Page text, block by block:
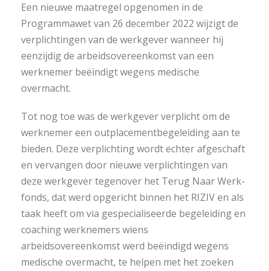
Een nieuwe maatregel opgenomen in de
Programmawet van 26 december 2022 wijzigt de
verplichtingen van de werkgever wanneer hij
eenzijdig de arbeidsovereenkomst van een
werknemer beëindigt wegens medische
overmacht.
Tot nog toe was de werkgever verplicht om de
werknemer een outplacementbegeleiding aan te
bieden. Deze verplichting wordt echter afgeschaft
en vervangen door nieuwe verplichtingen van
deze werkgever tegenover het Terug Naar Werk-
fonds, dat werd opgericht binnen het RIZIV en als
taak heeft om via gespecialiseerde begeleiding en
coaching werknemers wiens
arbeidsovereenkomst werd beëindigd wegens
medische overmacht, te helpen met het zoeken